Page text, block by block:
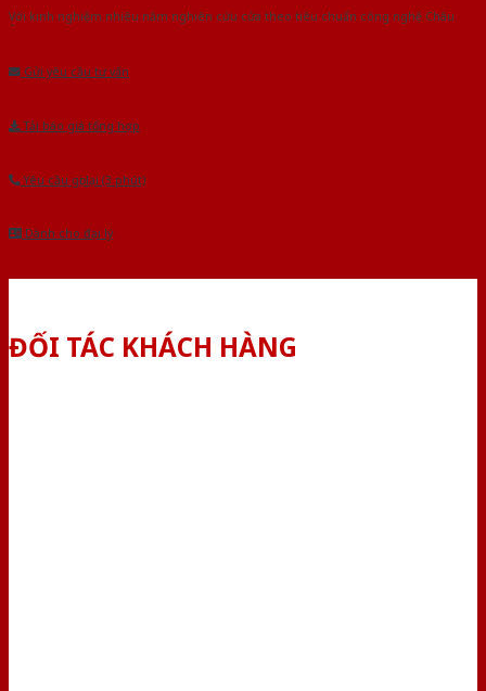
Với kinh nghiệm nhiêu năm nghiên cứu cửa theo tiêu chuẩn công nghệ Châu
Gửi yêu cầu tư vấn
Tải báo giá tổng hợp
Yêu cầu gọi lại (3 phút)
Dành cho đại lý
ĐỐI TÁC KHÁCH HÀNG